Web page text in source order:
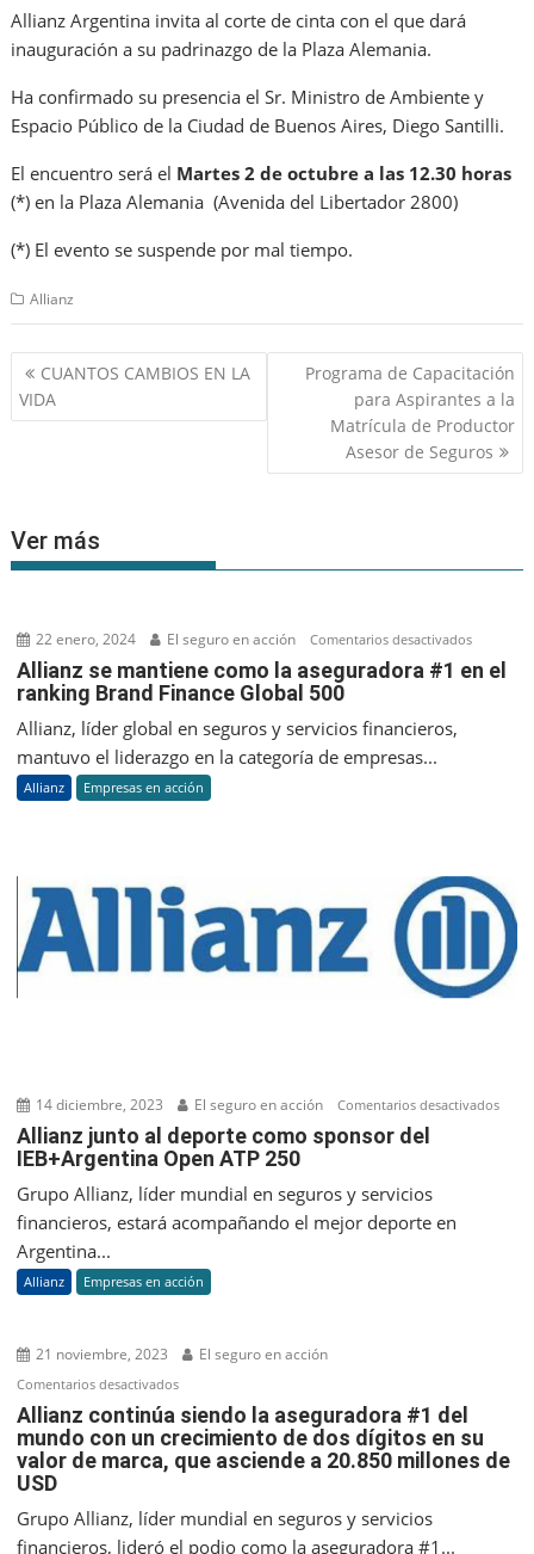
Allianz Argentina invita al corte de cinta con el que dará
inauguración a su padrinazgo de la Plaza Alemania.
Ha confirmado su presencia el Sr. Ministro de Ambiente y
Espacio Público de la Ciudad de Buenos Aires, Diego Santilli.
El encuentro será el Martes 2 de octubre a las 12.30 horas
(*) en la Plaza Alemania (Avenida del Libertador 2800)
(*) El evento se suspende por mal tiempo.
Allianz
Navegación
de
entradas
CUANTOS CAMBIOS EN LA
VIDA
Programa de Capacitación
para Aspirantes a la
Matrícula de Productor
Asesor de Seguros
Ver más
22 enero, 2024 El seguro en acción Comentarios desactivadosen
Allianz
el
ranking
Brand
Finance
Global
Allianz se mantiene como la aseguradora #1 en el
ranking Brand Finance Global 500
Allianz, líder global en seguros y servicios financieros,
mantuvo el liderazgo en la categoría de empresas...
Allianz Empresas en acción
14 diciembre, 2023 El seguro en acción Comentarios desactivadosen
Allianz junto al deporte como sponsor del
IEB+Argentina Open ATP 250
Grupo Allianz, líder mundial en seguros y servicios
financieros, estará acompañando el mejor deporte en
Argentina...
Allianz Empresas en acción
21 noviembre, 2023 El seguro en acción
Comentarios desactivadosen
Allianz
continúa
siendo
aseguradora
#1
Allianz continúa siendo la aseguradora #1 del
mundo con un crecimiento de dos dígitos en su
valor de marca, que asciende a 20.850 millones de
USD
Grupo Allianz, líder mundial en seguros y servicios
financieros, lideró el podio como la aseguradora #1...